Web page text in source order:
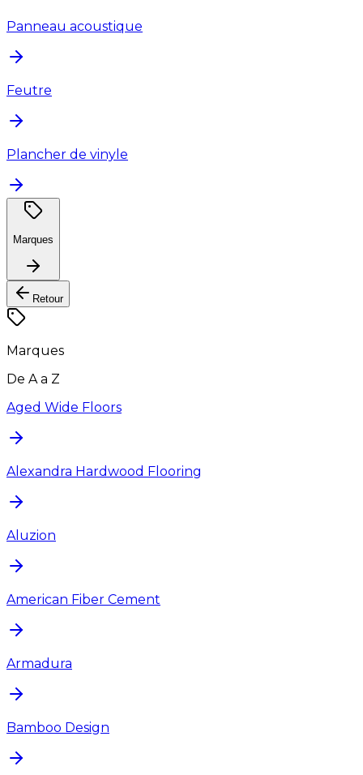
Panneau acoustique
Feutre
Plancher de vinyle
Marques
Retour
Marques
De A a Z
Aged Wide Floors
Alexandra Hardwood Flooring
Aluzion
American Fiber Cement
Armadura
Bamboo Design